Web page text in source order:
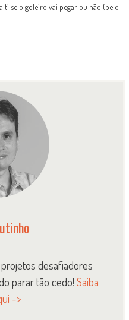
se o goleiro vai pegar ou não (pelo
desafiadores
parar tão cedo!Saiba
->